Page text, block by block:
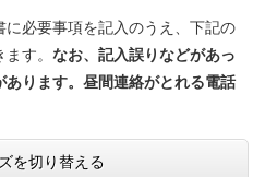
必要事項を記入のうえ、下記の
す。 なお、記入誤りなどがあっ
ります。昼間連絡がとれる電話
を切り替える